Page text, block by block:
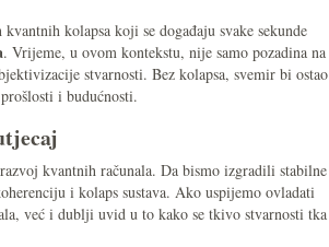
kolapsa koji se događaju svake sekunde
. Vrijeme, u ovom kontekstu, nije samo pozadina na
stvarnosti. Bez kolapsa, svemir bi ostao
i budućnosti.
kvantnih računala. Da bismo izgradili stabilne
i kolaps sustava. Ako uspijemo ovladati
već i dublji uvid u to kako se tkivo stvarnosti tka